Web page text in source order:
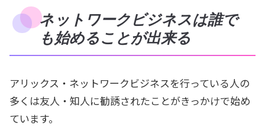
ネットワークビジネスは誰で
も始めることが出来る
アリックス・ネットワークビジネスを行っている人の
多くは友人・知人に勧誘されたことがきっかけで始め
ています。